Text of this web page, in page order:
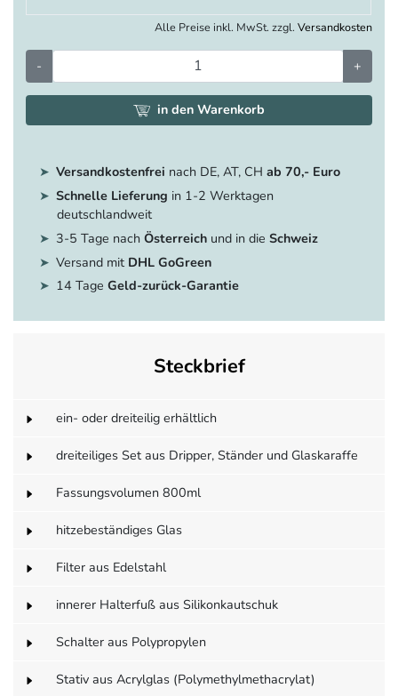
Alle Preise inkl. MwSt. zzgl. Versandkosten
- +
in den Warenkorb
Versandkostenfrei nach DE, AT, CH ab 70,- Euro
Schnelle Lieferung in 1-2 Werktagen
deutschlandweit
3-5 Tage nach Österreichund in die Schweiz
Versand mit DHL GoGreen
14 Tage Geld-zurück-Garantie
Steckbrief
ein- oder dreiteilig erhältlich
dreiteiliges Set aus Dripper, Ständer und Glaskaraffe
Fassungsvolumen 800ml
hitzebeständiges Glas
Filter aus Edelstahl
innerer Halterfuß aus Silikonkautschuk
Schalter aus Polypropylen
Stativ aus Acrylglas (Polymethylmethacrylat)